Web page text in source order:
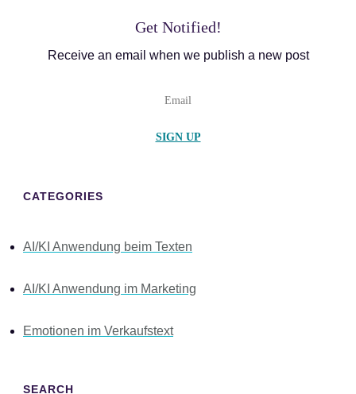
Get Notified!
Receive an email when we publish a new post
SIGN UP
CATEGORIES
AI/KI Anwendung beim Texten
AI/KI Anwendung im Marketing
Emotionen im Verkaufstext
SEARCH